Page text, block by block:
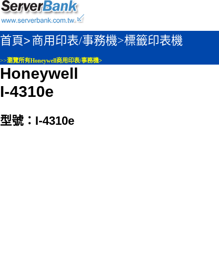
首頁>商用印表/事務機>標籤印表機
>>瀏覽所有Honeywell商用印表/事務機>
Honeywell
I-4310e
型號：I-4310e